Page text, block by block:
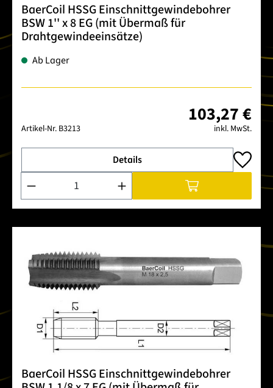
BaerCoil HSSG Einschnittgewindebohrer
BSW 1'' x 8 EG (mit Übermaß für
Drahtgewindeeinsätze)
Ab Lager
Artikel-Nr. B3213
103,27 €
inkl. MwSt.
Details
Produkt Anzahl: Gib den gewünschten Wert ein oder
BaerCoil HSSG Einschnittgewindebohrer